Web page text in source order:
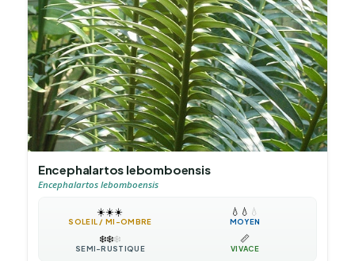
Encephalartos lebomboensis
Encephalartos lebomboensis
☀️☀️☀️
SOLEIL / MI-OMBRE
💧 💧 💧
MOYEN
❄️❄️❄️
SEMI-RUSTIQUE
📏
VIVACE